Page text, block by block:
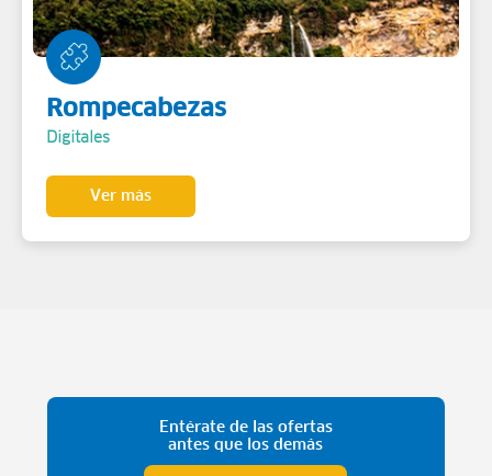
Rompecabezas
Digitales
Ver más
Entérate de las ofertas
antes que los demás